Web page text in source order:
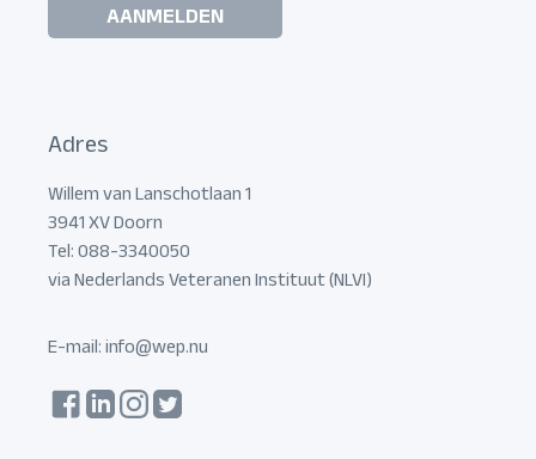
AANMELDEN
Adres
Willem van Lanschotlaan 1
3941 XV Doorn
Tel: 088-3340050
via Nederlands Veteranen Instituut (NLVI)
E-mail:info@wep.nu